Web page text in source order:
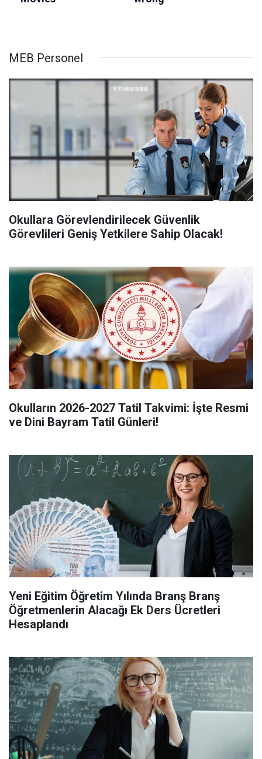
MEB Personel
Okullara Görevlendirilecek Güvenlik
Görevlileri Geniş Yetkilere Sahip Olacak!
Okulların 2026-2027 Tatil Takvimi: İşte Resmi
ve Dini Bayram Tatil Günleri!
Yeni Eğitim Öğretim Yılında Branş Branş
Öğretmenlerin Alacağı Ek Ders Ücretleri
Hesaplandı